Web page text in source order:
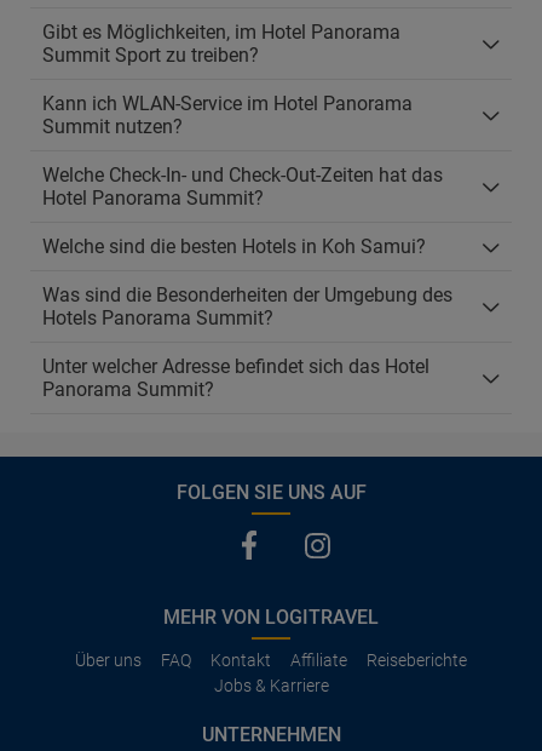
Gibt es Möglichkeiten, im Hotel Panorama
Summit Sport zu treiben?
Kann ich WLAN-Service im Hotel Panorama
Summit nutzen?
Welche Check-In- und Check-Out-Zeiten hat das
Hotel Panorama Summit?
Welche sind die besten Hotels in Koh Samui?
Was sind die Besonderheiten der Umgebung des
Hotels Panorama Summit?
Unter welcher Adresse befindet sich das Hotel
Panorama Summit?
FOLGEN SIE UNS AUF
MEHR VON LOGITRAVEL
Über uns FAQ Kontakt Affiliate
Reiseberichte
Jobs & Karriere
UNTERNEHMEN